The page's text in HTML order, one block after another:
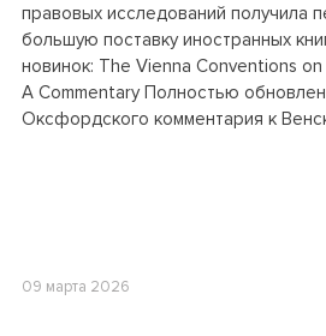
правовых исследований получила
большую поставку иностранных
новинок: The Vienna Conventions
A Commentary Полностью
Оксфордского комментария к
09 марта 2026